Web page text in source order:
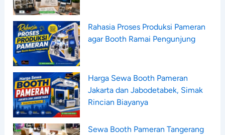
Rahasia Proses Produksi Pameran
agar Booth Ramai Pengunjung
Harga Sewa Booth Pameran
Jakarta dan Jabodetabek, Simak
Rincian Biayanya
Sewa Booth Pameran Tangerang